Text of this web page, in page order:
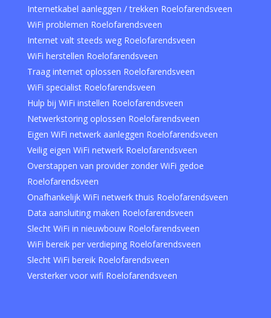
Internetkabel aanleggen / trekken Roelofarendsveen
WiFi problemen Roelofarendsveen
Internet valt steeds weg Roelofarendsveen
WiFi herstellen Roelofarendsveen
Traag internet oplossen Roelofarendsveen
WiFi specialist Roelofarendsveen
Hulp bij WiFi instellen Roelofarendsveen
Netwerkstoring oplossen Roelofarendsveen
Eigen WiFi netwerk aanleggen Roelofarendsveen
Veilig eigen WiFi netwerk Roelofarendsveen
Overstappen van provider zonder WiFi gedoe
Roelofarendsveen
Onafhankelijk WiFi netwerk thuis Roelofarendsveen
Data aansluiting maken Roelofarendsveen
Slecht WiFi in nieuwbouw Roelofarendsveen
WiFi bereik per verdieping Roelofarendsveen
Slecht WiFi bereik Roelofarendsveen
Versterker voor wifi Roelofarendsveen